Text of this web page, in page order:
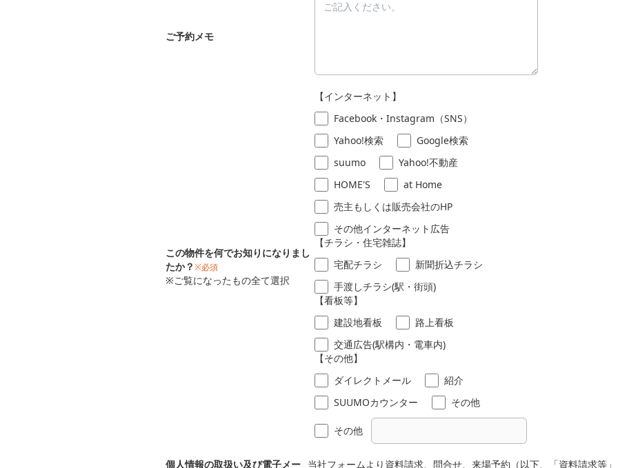
ご予約メモ
この物件を何でお知りになりまし
たか？※必須
※ご覧になったもの全て選択
【インターネット】
Facebook・Instagram（SNS）
Yahoo!検索
Google検索
suumo
Yahoo!不動産
HOME'S
at Home
売主もしくは販売会社のHP
その他インターネット広告
【チラシ・住宅雑誌】
宅配チラシ
新聞折込チラシ
手渡しチラシ(駅・街頭)
【看板等】
建設地看板
路上看板
交通広告(駅構内・電車内)
【その他】
ダイレクトメール
紹介
SUUMOカウンター
その他
その他
個人情報の取扱い及び電子メー 当社フォームより資料請求、問合せ、来場予約（以下、「資料請求等